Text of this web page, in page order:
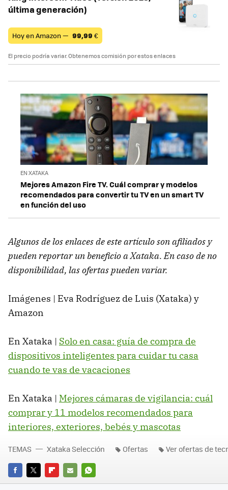
última generación)
Hoy en Amazon — 99,99 €
El precio podría variar. Obtenemos comisión por estos enlaces
EN XATAKA
Mejores Amazon Fire TV. Cuál comprar y modelos
recomendados para convertir tu TV en un smart TV
en función del uso
Algunos de los enlaces de este artículo son afiliados y
pueden reportar un beneficio a Xataka. En caso de no
disponibilidad, las ofertas pueden variar.
Imágenes | Eva Rodríguez de Luis (Xataka) y
Amazon
En Xataka | Solo en casa: guía de compra de
dispositivos inteligentes para cuidar tu casa
cuando te vas de vacaciones
En Xataka | Mejores cámaras de vigilancia: cuál
comprar y 11 modelos recomendados para
interiores, exteriores, bebés y mascotas
FACEBOOK
TWITTERFLIPBOARD
E-
WHATSAPP
TEMAS Xataka Selección Ofertas Ver ofertas de